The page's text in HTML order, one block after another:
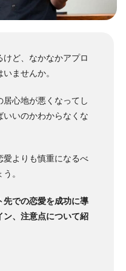
けど、なかなかアプロ
ませんか。
居心地が悪くなってし
いいのかわからなくな
愛よりも慎重になるべ
。
先での恋愛を成功に導
ン、注意点について紹